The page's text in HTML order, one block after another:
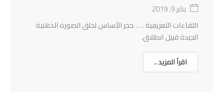
يناير 9, 2019
اللقاءات التعريفية . . . .حجر الأساس لخلق الصورة الذهنية
الجيدة قبيل انطلاق.
اقرأ المزيد ..